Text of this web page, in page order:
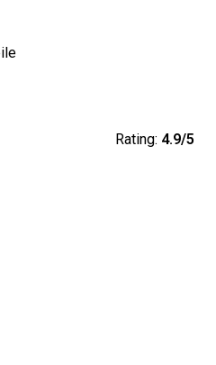
Rating: 4.9/5